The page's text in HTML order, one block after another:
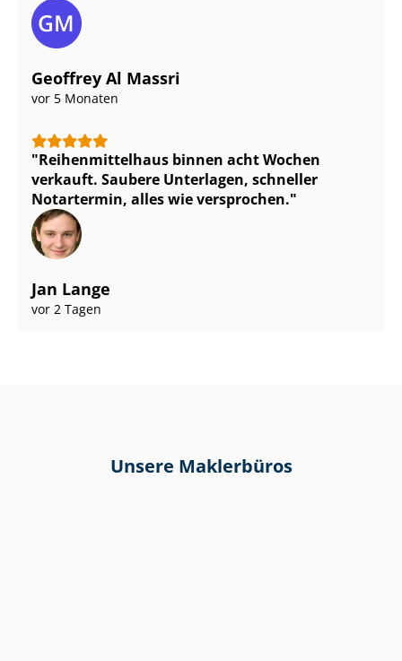
Geoffrey Al Massri
vor 5 Monaten
Rei­hen­mit­tel­haus binnen acht Wochen
verkauft. Saubere Unterlagen, schneller
Notartermin, alles wie versprochen.
Jan Lange
vor 2 Tagen
Unsere Maklerbüros